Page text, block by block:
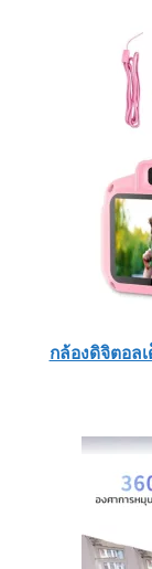
กล้องดิจิตอล